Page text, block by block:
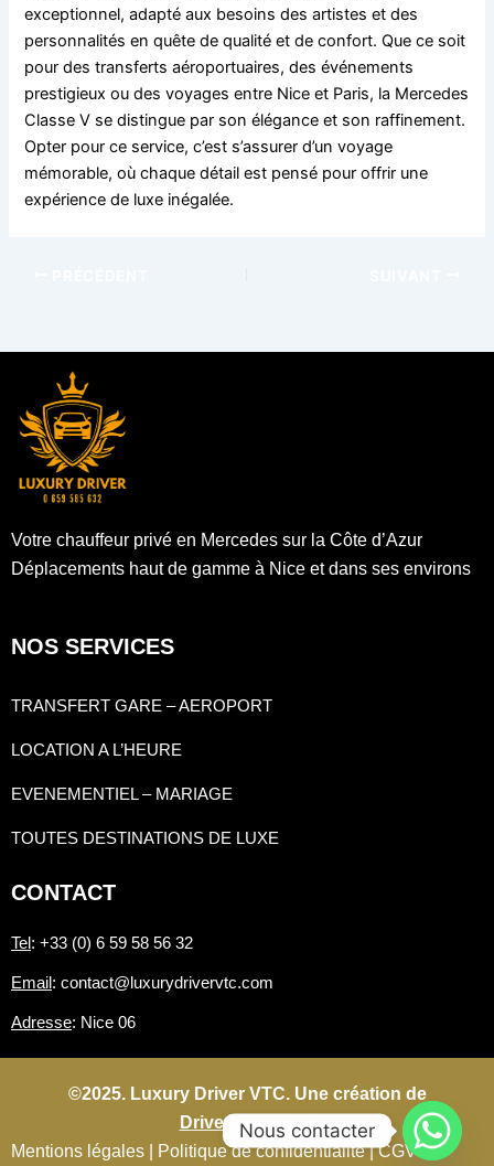
exceptionnel, adapté aux besoins des artistes et des
personnalités en quête de qualité et de confort. Que ce soit
pour des transferts aéroportuaires, des événements
prestigieux ou des voyages entre Nice et Paris, la Mercedes
Classe V se distingue par son élégance et son raffinement.
Opter pour ce service, c’est s’assurer d’un voyage
mémorable, où chaque détail est pensé pour offrir une
expérience de luxe inégalée.
Votre chauffeur privé en Mercedes sur la Côte d’Azur
Déplacements haut de gamme à Nice et dans ses environs
NOS SERVICES
TRANSFERT GARE – AEROPORT
LOCATION A L’HEURE
EVENEMENTIEL – MARIAGE
TOUTES DESTINATIONS DE LUXE
CONTACT
Tel : +33 (0) 6 59 58 56 32
Email : contact@luxurydrivervtc.com
Adresse: Nice 06
©2025. Luxury Driver VTC. Une création de
Driverconnect.fr
Mentions légales |
Politique de confidentialité | CGV
Nous contacter